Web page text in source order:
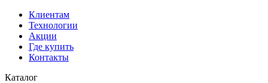
Клиентам
Технологии
Акции
Где купить
Контакты
Каталог